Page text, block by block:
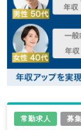
常勤求人 募